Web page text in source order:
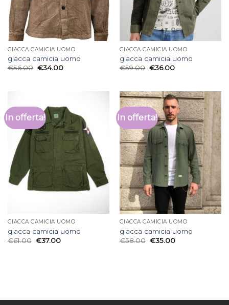
GIACCA CAMICIA UOMO
giacca camicia uomo
€56.00 €34.00
GIACCA CAMICIA UOMO
giacca camicia uomo
€59.00 €36.00
In offerta!
GIACCA CAMICIA UOMO
giacca camicia uomo
€61.00 €37.00
In offerta!
GIACCA CAMICIA UOMO
giacca camicia uomo
€58.00 €35.00